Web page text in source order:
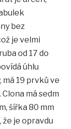
bez
je velmi
od 17 do
úhlu
má 19 prvků ve
má sedm
šířka 80 mm
že je opravdu